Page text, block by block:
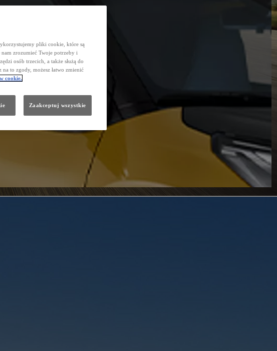
pliki cookie, które są
zrozumieć Twoje potrzeby i
osób trzecich, a także służą do
to zgody, możesz łatwo zmienić
cookie.
Zaakceptuj wszystkie